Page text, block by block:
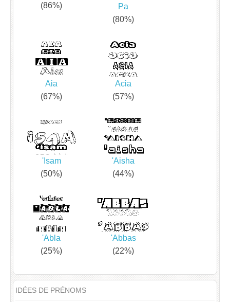
(86%)
Pa
(80%)
Aia
(67%)
Acia
(57%)
'Isam
(50%)
'Aisha
(44%)
'Abla
(25%)
'Abbas
(22%)
IDÉES DE PRÉNOMS